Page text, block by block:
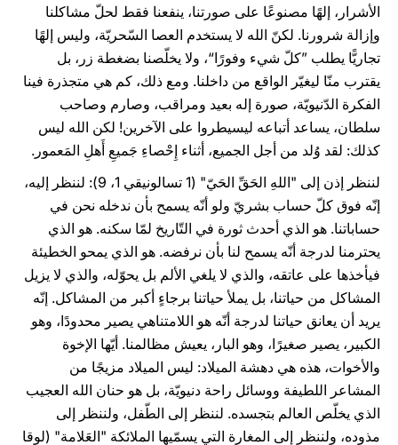
الأشرار، إلهًا مصنوعًا على صورتنا، ينفعنا فقط لحلّ مشاكلنا
وإزالة شرورنا. لكنّ الله لا يستخدم العصا السّحريّة، وليس إلهًا
تجاريًّا يطلب ”كلّ شيء وفورًا“، ولا يخلّصنا بضغطة زر، بل
يقترب منّا ليغيّر الواقع من داخلنا. ومع ذلك، كم هي متجذرة فينا
الفكرة الدّنيويّة، صورة إله بعيد ومراقب، وصارم وصاحب
سلطان، يساعد أتباعه ليسيطروا على الآخرين! لكن الله ليس
كذلك: لقد وُلد من أجل الجميع، أثناء إِحْصاءِ جَميعِ أَهلِ المَعمور.
لننظر إذن إلى "اللهِ الحَقِّ الحَيّ" (1 تسالونيقي 1، 9): لننظر إليه،
إنّه فوق كلّ حساب بشريّ ولو أنّه يسمح بأن ندخله نحن في
حساباتنا. هو الذي أحدث ثورة في التّاريخ لمّا سكنه. هو الذي
يحترمنا لدرجة أنّه يسمح لنا بأن نرفضه. هو الذي يمحو الخطيئة
فيأخذها على عاتقه، والذي لا يلغي الألم بل يحوّله، والذي لا يزيل
المشاكل من حياتنا، بل يملأ حياتنا برجاءٍ أكبر من المشاكل. إنّه
يريد أن يعانق حياتنا لدرجة أنّه هو اللامتناهي يصير محدودًا، وهو
الكبير، يصير صغيرًا، وهو البار، يعيش مظالمنا. أيّها الإخوة
والأخوات، هذه هي دهشة الميلاد: ليس الميلاد مزيجًا من
المشاعر اللطيفة ووسائل راحة دنيويّة، بل هو حنان الله العجيب
الذي يخلّص العالم بتجسده. لننظر إلى الطّفل، ولننظر إلى
مذوده، ولننظر إلى المغارة التي يسمّيها الملائكة "العَلامة" (لوقا